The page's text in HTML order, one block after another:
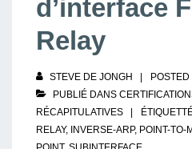
d’interface
Relay
STEVE DE JONGH POSTED
PUBLIÉ DANS
RÉCAPITULATIVES
RELAY, INVERSE-ARP, POINT-TO-